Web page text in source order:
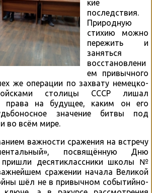
кие
последствия.
Природную
стихию можно
пережить и
заняться
восстановлени
ем привычного
же операции по захвату немецко-
столицы СССР лишал
права на будущее, каким он его
значение битвы под
во всём мире.
важности сражения на встречу
посвящённую Дню
пришли десятиклассники школы №
сражении начала Великой
шёл не в привычном событийно-